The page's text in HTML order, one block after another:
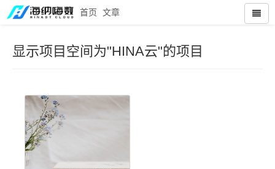
首页 文章
显示项目空间为"HINA云"的项目